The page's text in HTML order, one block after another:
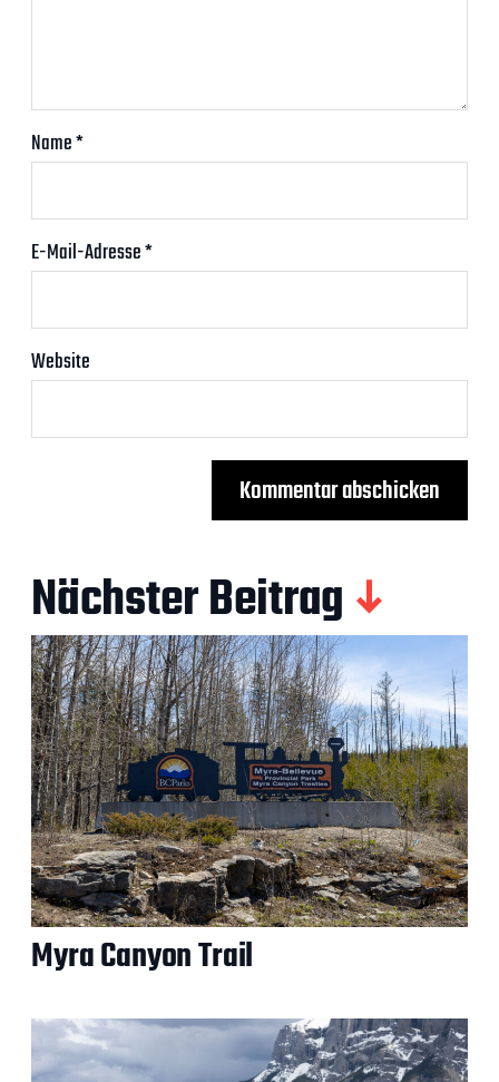
Name*
E-Mail-Adresse*
Website
Nächster Beitrag
Myra Canyon Trail